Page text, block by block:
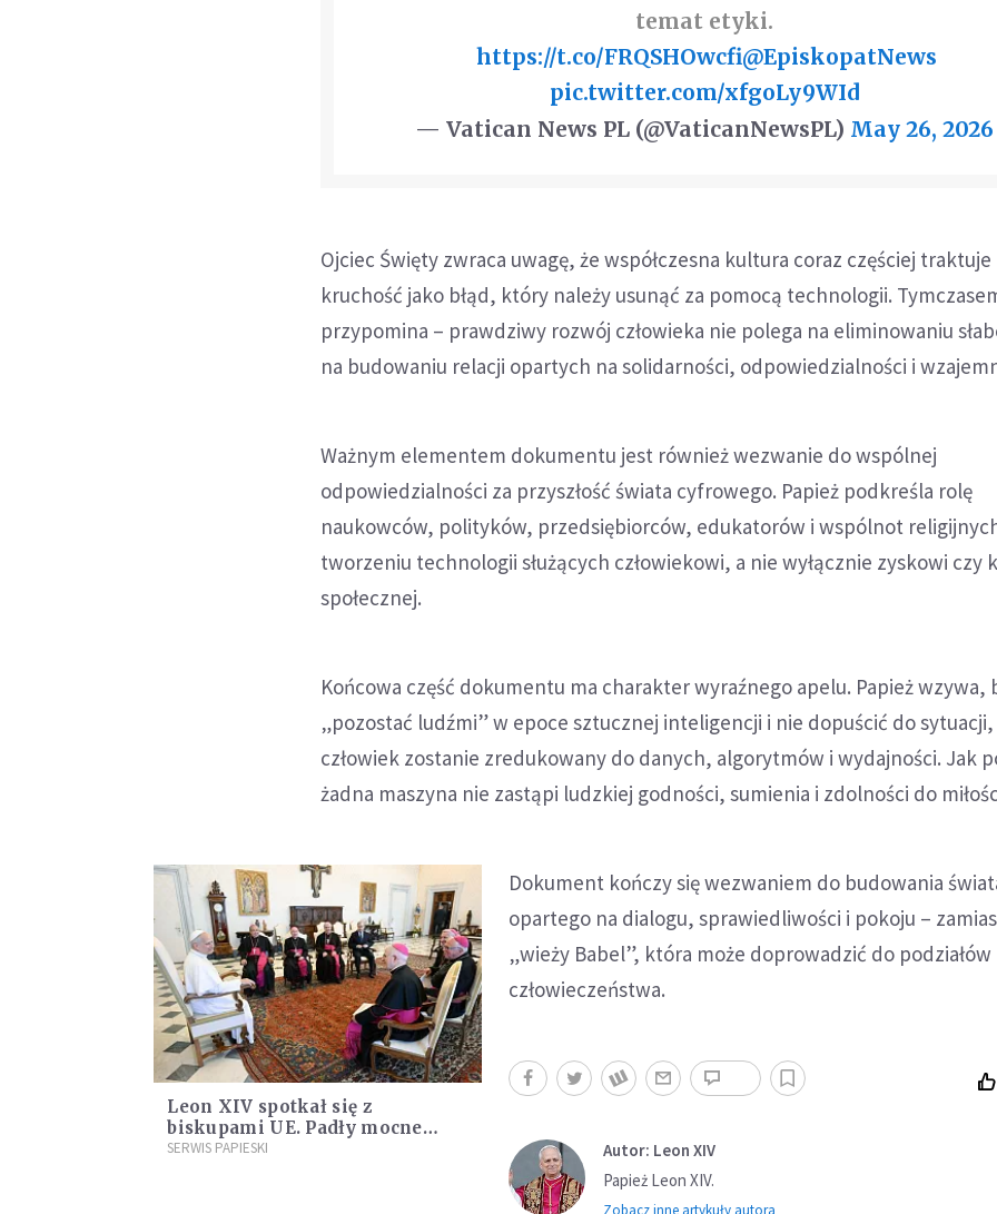
temat etyki.
️https://t.co/FRQSHOwcfi@EpiskopatNews
pic.twitter.com/xfgoLy9WId
— Vatican News PL (@VaticanNewsPL) May 26, 2026
Ojciec Święty zwraca uwagę, że współczesna kultura coraz częściej
kruchość jako błąd, który należy usunąć za pomocą technologii.
przypomina – prawdziwy rozwój człowieka nie polega na eliminowaniu
na budowaniu relacji opartych na solidarności, odpowiedzialności i
Ważnym elementem dokumentu jest również wezwanie do wspólnej
odpowiedzialności za przyszłość świata cyfrowego. Papież podkreśla rolę
naukowców, polityków, przedsiębiorców, edukatorów i wspólnot
tworzeniu technologii służących człowiekowi, a nie wyłącznie zyskowi czy
społecznej.
Końcowa część dokumentu ma charakter wyraźnego apelu. Papież wzywa,
„pozostać ludźmi” w epoce sztucznej inteligencji i nie dopuścić do
człowiek zostanie zredukowany do danych, algorytmów i wydajności. Jak
żadna maszyna nie zastąpi ludzkiej godności, sumienia i zdolności do
Leon XIV spotkał się z
biskupami UE. Padły mocne
słowa o przyszłości Europy
SERWIS PAPIESKI
Dokument kończy się wezwaniem do budowania
opartego na dialogu, sprawiedliwości i pokoju –
„wieży Babel”, która może doprowadzić do
człowieczeństwa.
Autor: Leon XIV
Papież Leon XIV.
Zobacz inne artykuły autora